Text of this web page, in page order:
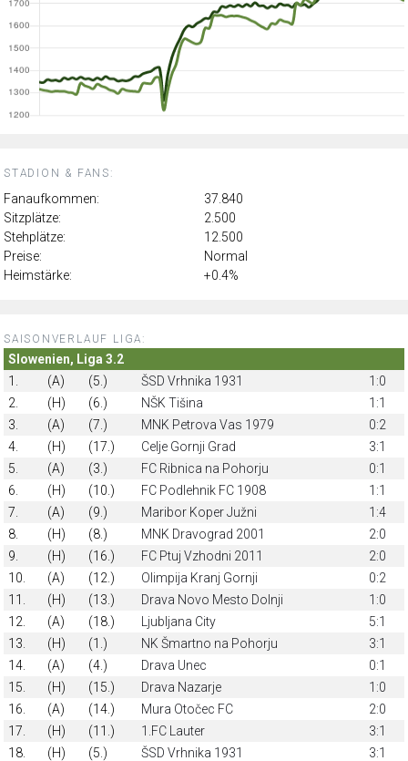
STADION & FANS:
Fanaufkommen:
37.840
Sitzplätze:
2.500
Stehplätze:
12.500
Preise:
Normal
Heimstärke:
+0.4%
SAISONVERLAUF LIGA:
Slowenien, Liga 3.2
1.
(A) (5.) ŠSD Vrhnika 1931
1:0
2.
(H) (6.) NŠK Tišina
1:1
3.
(A) (7.) MNK Petrova Vas 1979
0:2
4.
(H) (17.) Celje Gornji Grad
3:1
5.
(A) (3.) FC Ribnica na Pohorju
0:1
6.
(H) (10.) FC Podlehnik FC 1908
1:1
7.
(A) (9.) Maribor Koper Južni
1:4
8.
(H) (8.) MNK Dravograd 2001
2:0
9.
(H) (16.) FC Ptuj Vzhodni 2011
2:0
10.
(A) (12.) Olimpija Kranj Gornji
0:2
11.
(H) (13.) Drava Novo Mesto Dolnji
1:0
12.
(A) (18.) Ljubljana City
5:1
13.
(H) (1.) NK Šmartno na Pohorju
3:1
14.
(A) (4.) Drava Unec
0:1
15.
(H) (15.) Drava Nazarje
1:0
16.
(A) (14.) Mura Otočec FC
2:0
17.
(H) (11.) 1.FC Lauter
3:1
18.
(H) (5.) ŠSD Vrhnika 1931
3:1